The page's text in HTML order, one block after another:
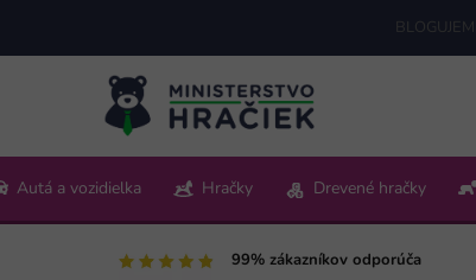
obsah
BLOGUJEME
Pon-Pia 9:00-15:00
Autá a vozidielka Hračky Drevené hračky
99% zákazníkov odporúča